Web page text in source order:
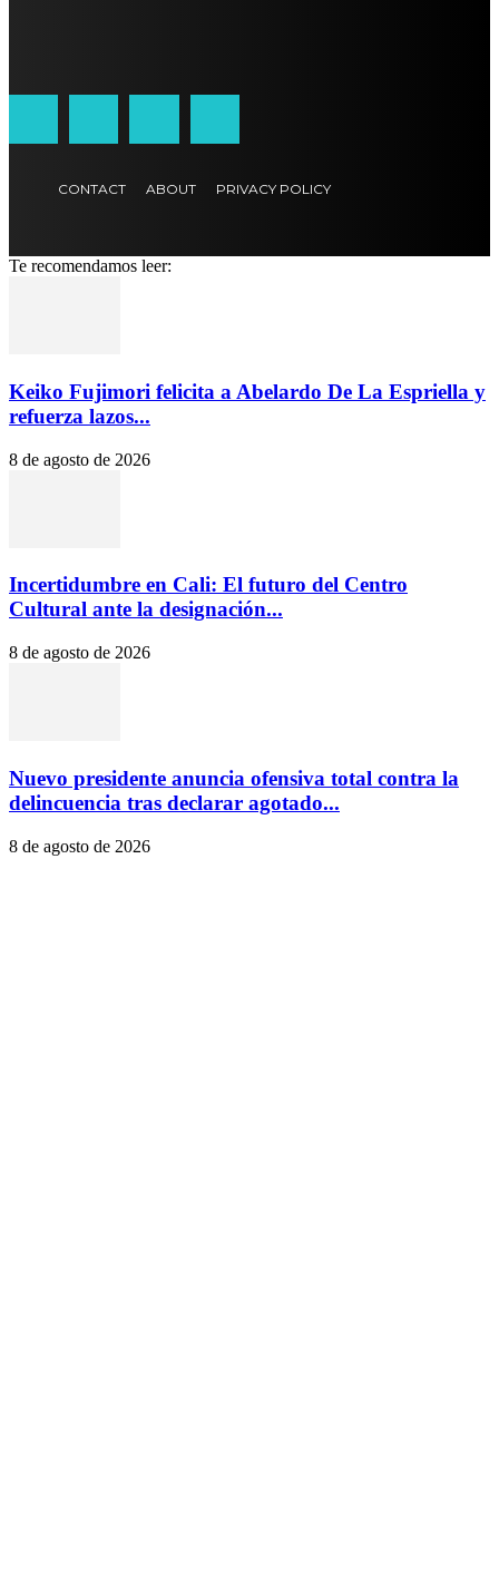
CONTACT ABOUT PRIVACY POLICY
Te recomendamos leer:
Keiko Fujimori felicita a Abelardo De La Espriella y
refuerza lazos...
8 de agosto de 2026
Incertidumbre en Cali: El futuro del Centro
Cultural ante la designación...
8 de agosto de 2026
Nuevo presidente anuncia ofensiva total contra la
delincuencia tras declarar agotado...
8 de agosto de 2026